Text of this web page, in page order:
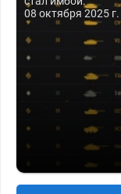
08 октября 2025 г.